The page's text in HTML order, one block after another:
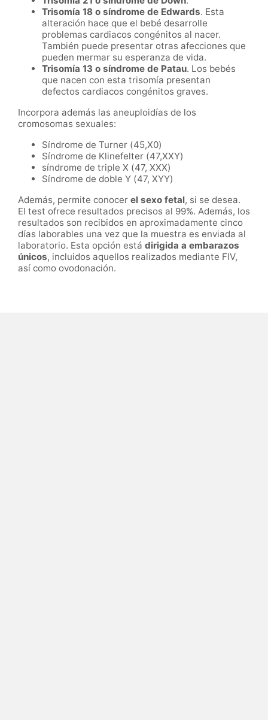
Trisomía 18 o síndrome de Edwards. Esta
alteración hace que el bebé desarrolle
problemas cardiacos congénitos al nacer.
También puede presentar otras afecciones que
pueden mermar su esperanza de vida.
Trisomía 13 o síndrome de Patau. Los bebés
que nacen con esta trisomía presentan
defectos cardiacos congénitos graves.
Incorpora además las aneuploidías de los
cromosomas sexuales:
Síndrome de Turner (45,X0)
Síndrome de Klinefelter (47,XXY)
síndrome de triple X (47, XXX)
Síndrome de doble Y (47, XYY)
Además, permite conocer el sexo fetal, si se desea.
El test ofrece resultados precisos al 99%. Además, los
resultados son recibidos en aproximadamente cinco
días laborables una vez que la muestra es enviada al
laboratorio. Esta opción está dirigida a embarazos
únicos, incluidos aquellos realizados mediante FIV,
así como ovodonación.